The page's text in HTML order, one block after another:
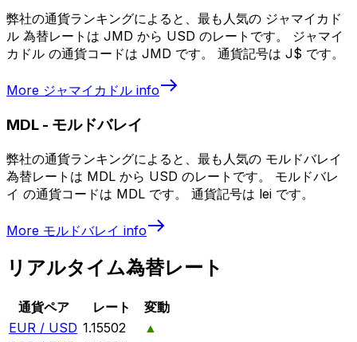
弊社の通貨ランキングによると、最も人気の ジャマイカド
ル 為替レートは JMD から USD のレートです。 ジャマイ
カドル の通貨コードは JMD です。 通貨記号は J$ です。
More ジャマイカドル info
MDL - モルドバレイ
弊社の通貨ランキングによると、最も人気の モルドバレイ
為替レートは MDL から USD のレートです。 モルドバレ
イ の通貨コードは MDL です。 通貨記号は lei です。
More モルドバレイ info
リアルタイム為替レート
通貨ペア レート
変動
EUR / USD 1.15502
▲